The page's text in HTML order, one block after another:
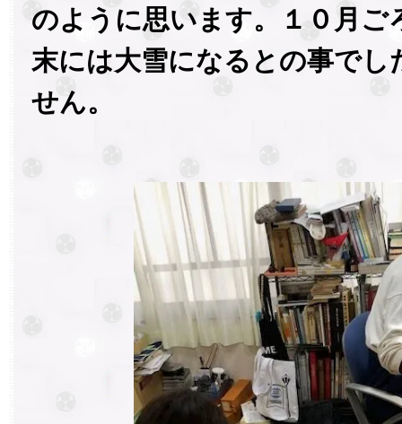
のように思います。１０月ご
末には大雪になるとの事でし
せん。